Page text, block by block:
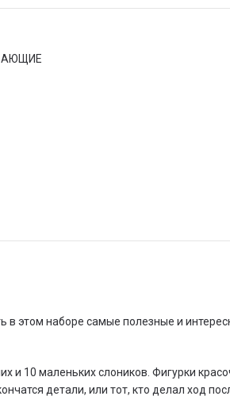
этом наборе самые полезные и
и 10 маленьких слоников. Фигурки
детали, или тот, кто делал ход